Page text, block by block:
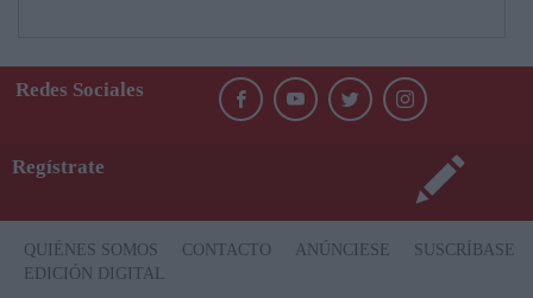
Redes Sociales
Regístrate
QUIÉNES SOMOS CONTACTO ANÚNCIESE
SUSCRÍBASE
EDICIÓN DIGITAL